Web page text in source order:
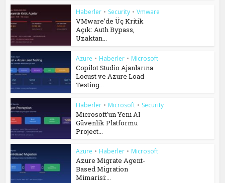
Haberler • Security • Vmware
VMware’de Üç Kritik
Açık: Auth Bypass,
Uzaktan...
Azure • Haberler • Microsoft
Copilot Studio Ajanlarına
Locust ve Azure Load
Testing...
Haberler • Microsoft • Security
Microsoft’un Yeni AI
Güvenlik Platformu
Project...
Azure • Haberler • Microsoft
Azure Migrate Agent-
Based Migration
Mimarisi:...